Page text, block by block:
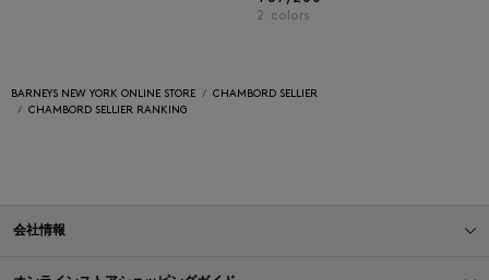
2 colors
BARNEYS NEW YORK ONLINE STORE
CHAMBORD SELLIER
CHAMBORD SELLIER RANKING
会社情報